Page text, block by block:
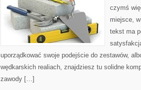
czymś
miejsce,
tekst ma
uporządkować swoje podejście do zestawów,
wędkarskich realiach, znajdziesz tu solidne
zawody […]